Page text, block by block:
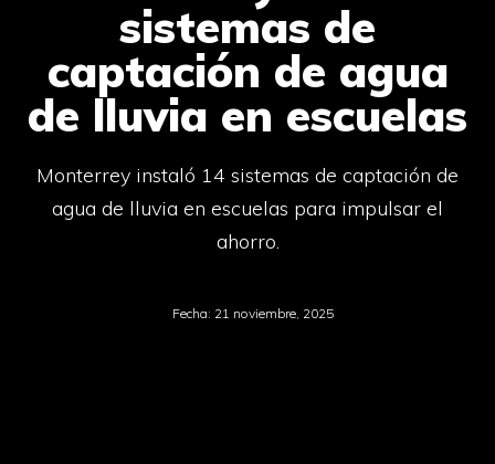
sistemas de
captación de agua
de lluvia en escuelas
Monterrey instaló 14 sistemas de captación de
agua de lluvia en escuelas para impulsar el
ahorro.
Fecha: 21 noviembre, 2025